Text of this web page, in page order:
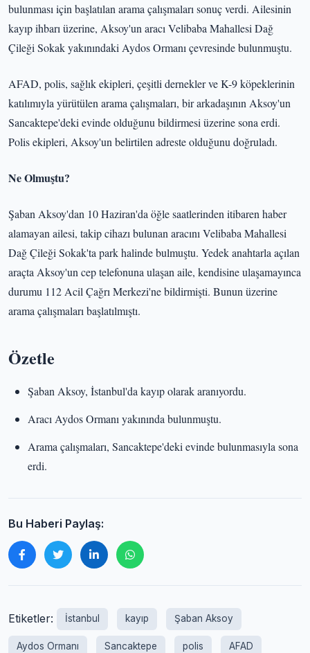
bulunması için başlatılan arama çalışmaları sonuç verdi. Ailesinin
kayıp ihbarı üzerine, Aksoy'un aracı Velibaba Mahallesi Dağ
Çileği Sokak yakınındaki Aydos Ormanı çevresinde bulunmuştu.
AFAD, polis, sağlık ekipleri, çeşitli dernekler ve K-9 köpeklerinin
katılımıyla yürütülen arama çalışmaları, bir arkadaşının Aksoy'un
Sancaktepe'deki evinde olduğunu bildirmesi üzerine sona erdi.
Polis ekipleri, Aksoy'un belirtilen adreste olduğunu doğruladı.
Ne Olmuştu?
Şaban Aksoy'dan 10 Haziran'da öğle saatlerinden itibaren haber
alamayan ailesi, takip cihazı bulunan aracını Velibaba Mahallesi
Dağ Çileği Sokak'ta park halinde bulmuştu. Yedek anahtarla açılan
araçta Aksoy'un cep telefonuna ulaşan aile, kendisine ulaşamayınca
durumu 112 Acil Çağrı Merkezi'ne bildirmişti. Bunun üzerine
arama çalışmaları başlatılmıştı.
Özetle
Şaban Aksoy, İstanbul'da kayıp olarak aranıyordu.
Aracı Aydos Ormanı yakınında bulunmuştu.
Arama çalışmaları, Sancaktepe'deki evinde bulunmasıyla sona
erdi.
Bu Haberi Paylaş:
Etiketler: İstanbul kayıp Şaban Aksoy
Aydos Ormanı Sancaktepe polis AFAD